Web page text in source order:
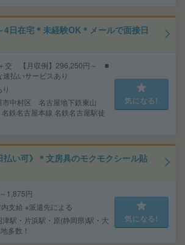
4日在宅＊未経験OK＊メールで面接日
交 【月収例】296,250円～ ■
払いサービスあり
市中村区 名古屋地下鉄東山
鉄名古屋本線 名鉄名古屋駅徒
気になる!
払い可》＊文房具のモクモクシール貼
1,875円
支給 ※派遣先による
津駅・片浜駅・原(静岡県)駅・大
多数！
気になる!